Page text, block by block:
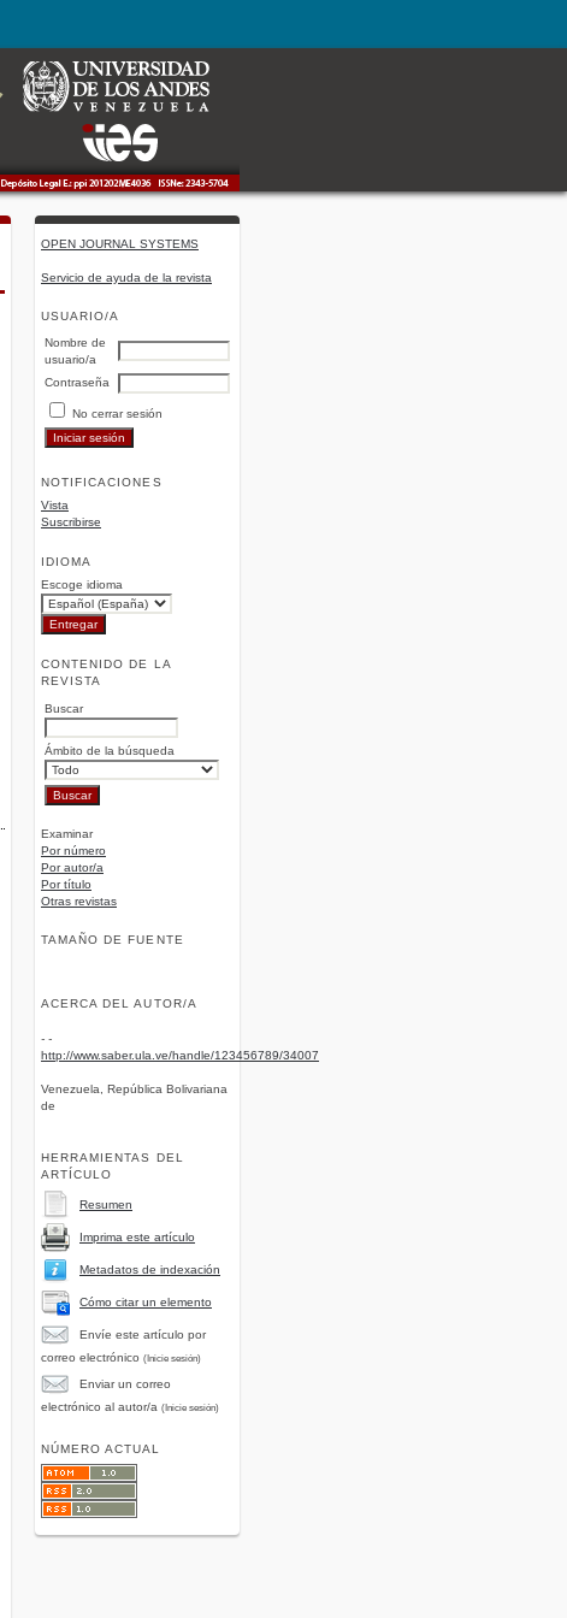
OPEN JOURNAL SYSTEMS
Servicio de ayuda de la revista
USUARIO/A
Nombre de
usuario/a
Contraseña
No cerrar sesión
NOTIFICACIONES
Vista
Suscribirse
IDIOMA
Escoge idioma
CONTENIDO DE LA
REVISTA
Buscar
Ámbito de la búsqueda
Examinar
Por número
Por autor/a
Por título
Otras revistas
TAMAÑO DE FUENTE
ACERCA DEL AUTOR/A
- -
http://www.saber.ula.ve/handle/123456789/34007
Venezuela, República Bolivariana
de
HERRAMIENTAS DEL
ARTÍCULO
Resumen
Imprima este artículo
Metadatos de indexación
Cómo citar un elemento
Envíe este artículo por
correo electrónico (Inicie sesión)
Enviar un correo
electrónico al autor/a (Inicie sesión)
NÚMERO ACTUAL